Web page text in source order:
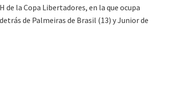
la Copa Libertadores, en la que ocupa
de Palmeiras de Brasil (13) y Junior de